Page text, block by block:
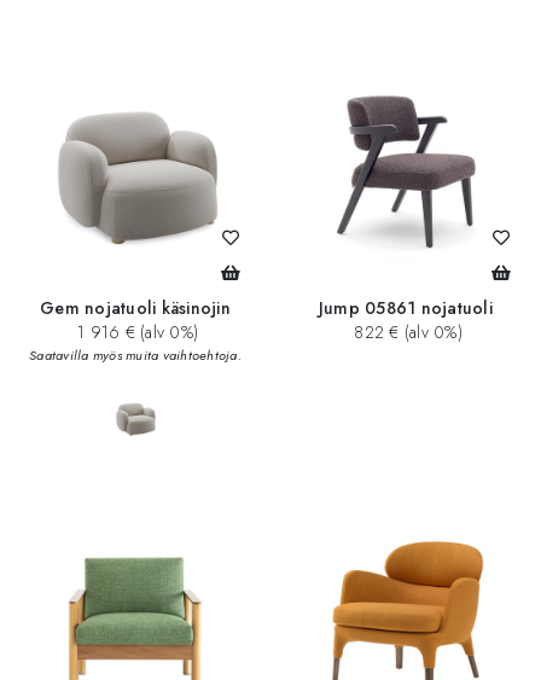
Gem nojatuoli käsinojin
1 916 € (alv 0%)
Saatavilla myös muita vaihtoehtoja.
Jump 05861 nojatuoli
822 € (alv 0%)